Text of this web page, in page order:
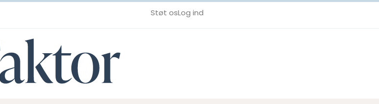
Støt osLog ind